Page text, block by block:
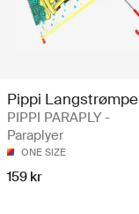
Pippi Langstrømpe
PIPPI PARAPLY -
Paraplyer
ONE SIZE
159 kr